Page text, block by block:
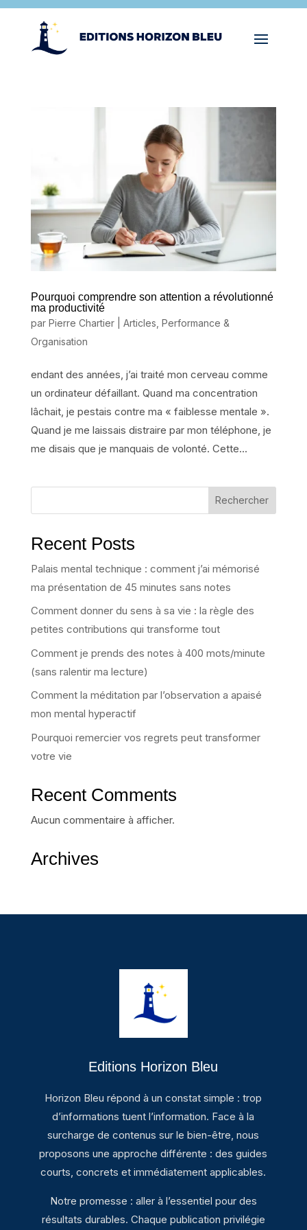
Pourquoi comprendre son attention a révolutionné
ma productivité
par Pierre Chartier| Articles Performance &
Organisation
endant des années, j’ai traité mon cerveau comme
un ordinateur défaillant. Quand ma concentration
lâchait, je pestais contre ma « faiblesse mentale ».
Quand je me laissais distraire par mon téléphone, je
me disais que je manquais de volonté. Cette...
Rechercher
Recent Posts
Palais mental technique : comment j’ai mémorisé
ma présentation de 45 minutes sans notes
Comment donner du sens à sa vie : la règle des
petites contributions qui transforme tout
Comment je prends des notes à 400 mots/minute
(sans ralentir ma lecture)
Comment la méditation par l’observation a apaisé
mon mental hyperactif
Pourquoi remercier vos regrets peut transformer
votre vie
Recent Comments
Aucun commentaire à afficher.
Archives
Editions Horizon Bleu
Horizon Bleu répond à un constat simple : trop
d’informations tuent l’information. Face à la
surcharge de contenus sur le bien-être, nous
proposons une approche différente : des guides
courts, concrets et immédiatement applicables.
Notre promesse : aller à l’essentiel pour des
résultats durables. Chaque publication privilégie